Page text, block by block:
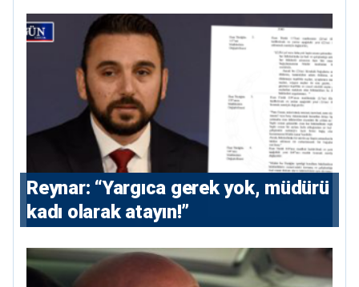
Reynar: “Yargıca gerek yok, müdürü
kadı olarak atayın!”